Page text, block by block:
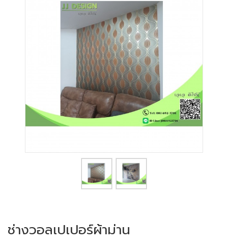
ช่างวอลเปเปอร์ผ้าม่าน